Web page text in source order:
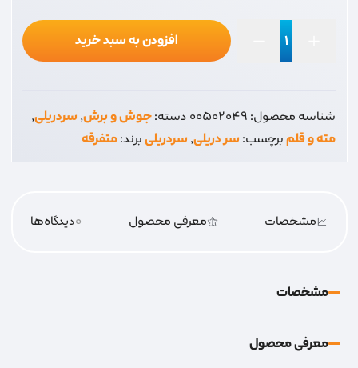
عدد
افزودن به سبد خرید
شناسه محصول:00502049دسته:جوش و برش,سردریلی,
مته و قلمبرچسب:سر دریلی,سردریلیبرند:متفرقه
مشخصات معرفی محصول 0دیدگاه‌‌ها
مشخصات
معرفی محصول